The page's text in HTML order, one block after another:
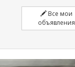
Моторная
Все мои
объявления